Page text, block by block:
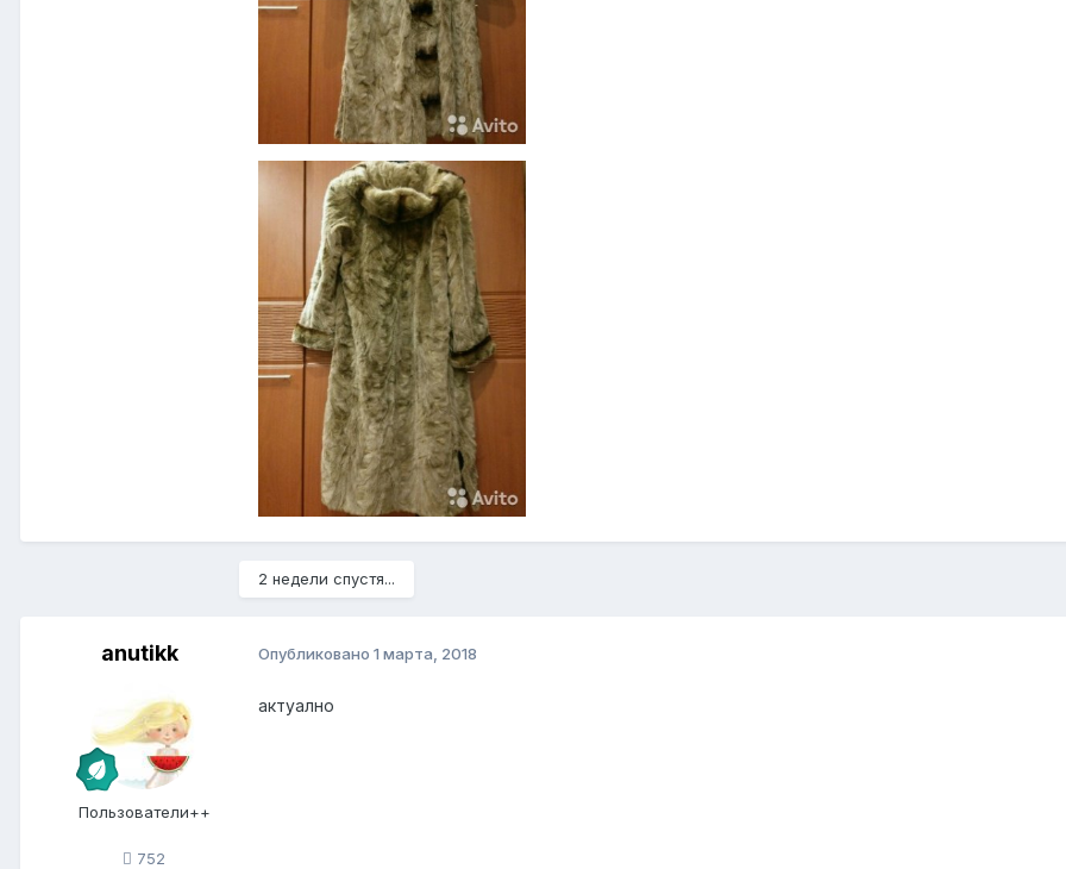
2 недели спустя...
anutikk
Пользователи++
752
Опубликовано 1 марта, 2018
актуално